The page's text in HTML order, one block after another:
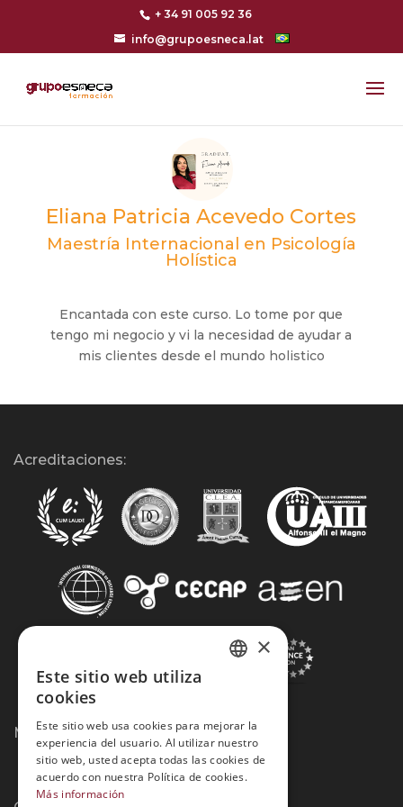
+ 34 91 005 92 36
info@grupoesneca.lat
Eliana Patricia Acevedo Cortes
Maestría Internacional en Psicología
Holística
Encantada con este curso. Lo tome por que
tengo mi negocio y vi la necesidad de ayudar a
mis clientes desde el mundo holistico
Acreditaciones:
Métodos de Pago:
×
Este sitio web utiliza
cookies
Este sitio web usa cookies para mejorar la
experiencia del usuario. Al utilizar nuestro
sitio web, usted acepta todas las cookies de
acuerdo con nuestra Política de cookies.
Más información